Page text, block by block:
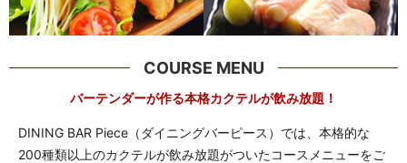
COURSE MENU
バーテンダーが作る本格カクテルが飲み放題！
DINING BAR Piece（ダイニングバーピース）では、本格的な
200種類以上のカクテルが飲み放題がついたコースメニューをご